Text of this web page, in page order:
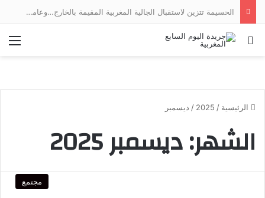
الحسيمة تتزين لاستقبال الجالية المغربية المقيمة بالخارج…وعامل الإقليم يتابع الأشغال ميدانياً
بحث عن
الرئيسية /
2025
/ ديسمبر
الشهر:ديسمبر 2025
مجتمع